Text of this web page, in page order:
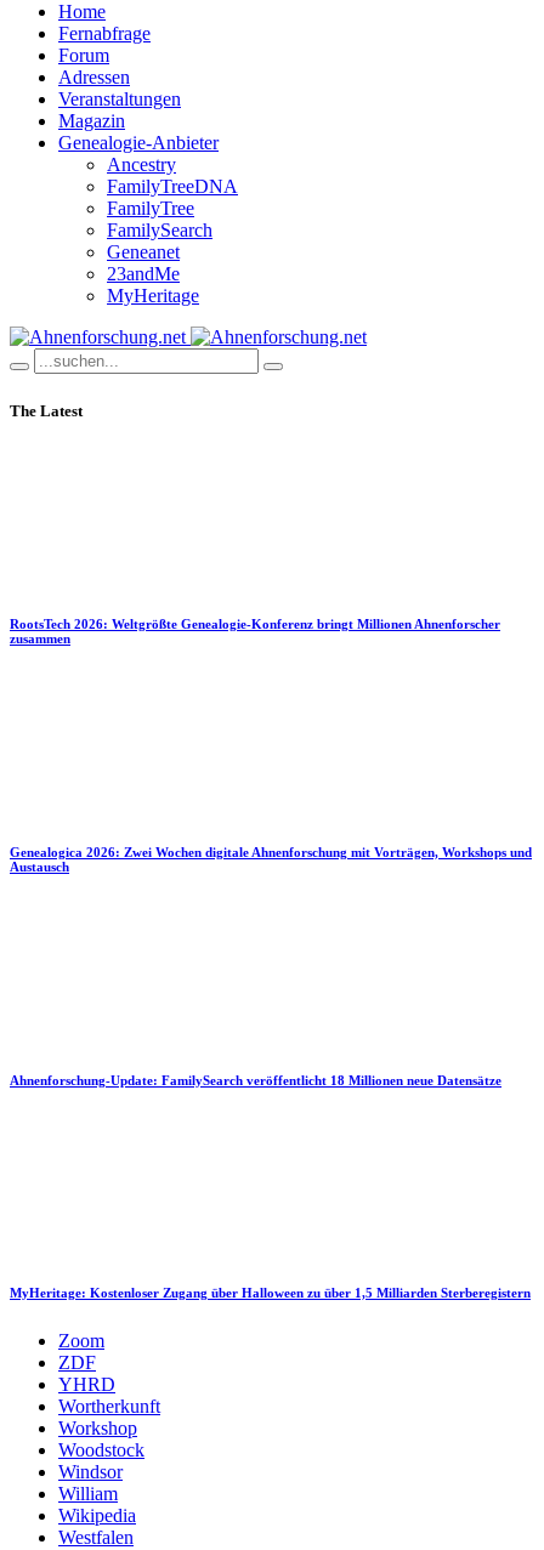
Home
Fernabfrage
Forum
Adressen
Veranstaltungen
Magazin
Genealogie-Anbieter
Ancestry
FamilyTreeDNA
FamilyTree
FamilySearch
Geneanet
23andMe
MyHeritage
The Latest
RootsTech 2026: Weltgrößte Genealogie-Konferenz bringt Millionen Ahnenforscher
zusammen
Genealogica 2026: Zwei Wochen digitale Ahnenforschung mit Vorträgen, Workshops und
Austausch
Ahnenforschung-Update: FamilySearch veröffentlicht 18 Millionen neue Datensätze
MyHeritage: Kostenloser Zugang über Halloween zu über 1,5 Milliarden Sterberegistern
Zoom
ZDF
YHRD
Wortherkunft
Workshop
Woodstock
Windsor
William
Wikipedia
Westfalen